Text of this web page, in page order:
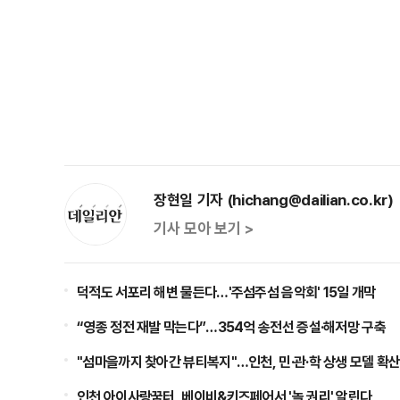
장현일 기자 (hichang@dailian.co.kr)
기사 모아 보기 >
덕적도 서포리 해변 물든다…'주섬주섬 음악회' 15일 개막
“영종 정전 재발 막는다”…354억 송전선 증설·해저망 구축
"섬마을까지 찾아간 뷰티복지"…인천, 민·관·학 상생 모델 확산